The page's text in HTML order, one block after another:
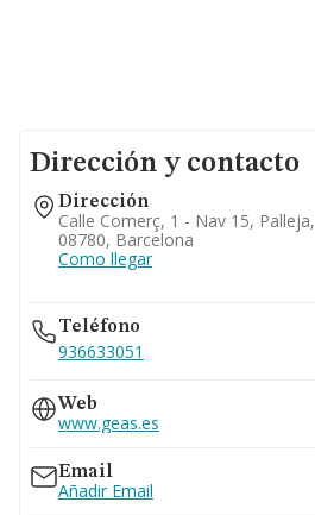
Dirección y contacto
Dirección
Calle Comerç, 1 - Nav 15, Palleja,
08780, Barcelona
Como llegar
Teléfono
936633051
Web
www.geas.es
Email
Añadir Email